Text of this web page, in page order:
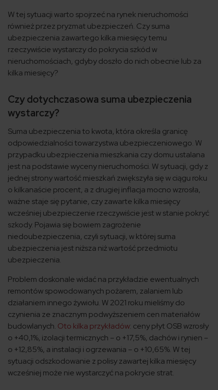
W tej sytuacji warto spojrzeć na rynek nieruchomości
również przez pryzmat ubezpieczeń. Czy suma
ubezpieczenia zawartego kilka miesięcy temu
rzeczywiście wystarczy do pokrycia szkód w
nieruchomościach, gdyby doszło do nich obecnie lub za
kilka miesięcy?
Czy dotychczasowa suma ubezpieczenia
wystarczy?
Suma ubezpieczenia to kwota, która określa granicę
odpowiedzialności towarzystwa ubezpieczeniowego. W
przypadku ubezpieczenia mieszkania czy domu ustalana
jest na podstawie wyceny nieruchomości. W sytuacji, gdy z
jednej strony wartość mieszkań zwiększyła się w ciągu roku
o kilkanaście procent, a z drugiej inflacja mocno wzrosła,
ważne staje się pytanie, czy zawarte kilka miesięcy
wcześniej ubezpieczenie rzeczywiście jest w stanie pokryć
szkody. Pojawia się bowiem zagrożenie
niedoubezpieczenia, czyli sytuacji, w której suma
ubezpieczenia jest niższa niż wartość przedmiotu
ubezpieczenia.
Problem doskonale widać na przykładzie ewentualnych
remontów spowodowanych pożarem, zalaniem lub
działaniem innego żywiołu. W 2021 roku mieliśmy do
czynienia ze znacznym podwyższeniem cen materiałów
budowlanych. Oto kilka przykładów: ceny płyt OSB wzrosły
o +40,1%, izolacji termicznych – o +17,5%, dachów i rynien –
o +12,85%, a instalacji i ogrzewania – o +10,65%. W tej
sytuacji odszkodowanie z polisy zawartej kilka miesięcy
wcześniej może nie wystarczyć na pokrycie strat.